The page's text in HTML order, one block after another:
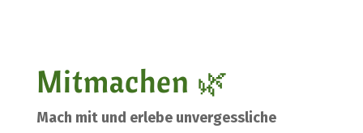
Mit­ma­chen 🌿
Mach mit und erle­be unver­gess­li­che